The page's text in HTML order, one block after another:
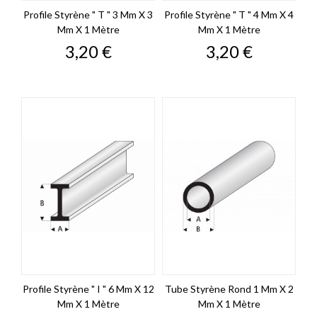
Profile Styrène " T " 3 Mm X 3
Mm X 1 Mètre
Prix
3,20 €
Profile Styrène " T " 4 Mm X 4
Mm X 1 Mètre
Prix
3,20 €
Profile Styrène " I " 6 Mm X 12
Mm X 1 Mètre
Tube Styrène Rond 1 Mm X 2
Mm X 1 Mètre